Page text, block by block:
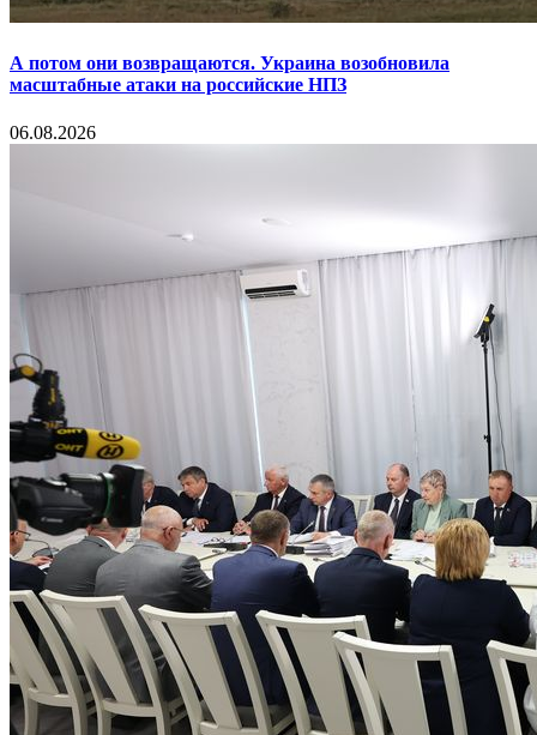
А потом они возвращаются. Украина возобновила
масштабные атаки на российские НПЗ
06.08.2026